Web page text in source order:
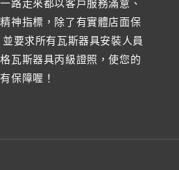
神指標，除了有實體店面保
要求所有瓦斯器具安裝人員
瓦斯器具丙級證照，使您的
保障喔！